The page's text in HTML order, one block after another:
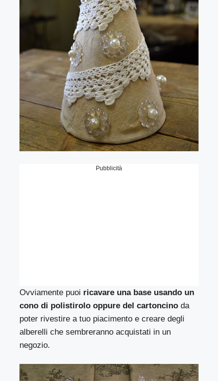
Pubblicità
Ovviamente puoi ricavare una base usando un
cono di polistirolo oppure del cartoncino da
poter rivestire a tuo piacimento e creare degli
alberelli che sembreranno acquistati in un
negozio.